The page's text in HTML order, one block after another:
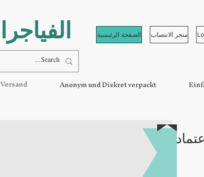
الصفحة الرئيسية متجر الانتصاب
Anonym und Diskret verpackt